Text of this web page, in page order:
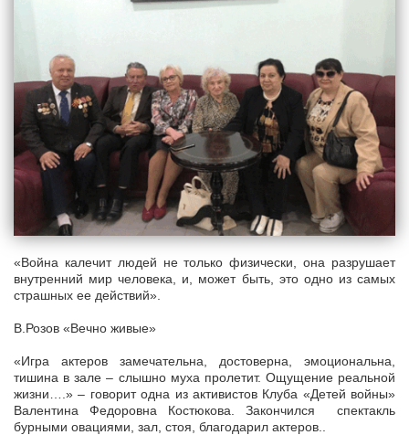
«Война калечит людей не только физически, она разрушает
внутренний мир человека, и, может быть, это одно из самых
страшных ее действий».
В.Розов «Вечно живые»
«Игра актеров замечательна, достоверна, эмоциональна,
тишина в зале – слышно муха пролетит. Ощущение реальной
жизни….» – говорит одна из активистов Клуба «Детей войны»
Валентина Федоровна Костюкова. Закончился спектакль
бурными овациями, зал, стоя, благодарил актеров..